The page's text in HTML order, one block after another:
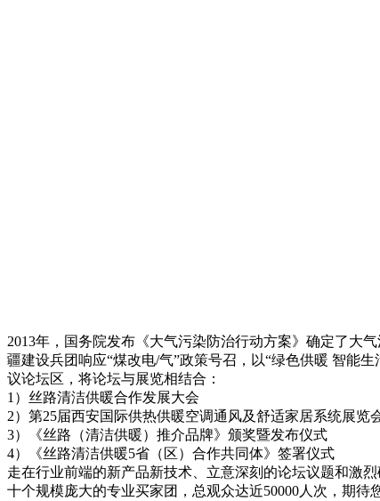
2013年，国务院发布《大气污染防治行动方案》确定了大
疆建设兵团响应“煤改电/气”政策号召，以“绿色供暖 智能
议论坛区，将论坛与展览相结合：
1）丝路清洁供暖合作发展大会
2）第25届西安国际供热供暖空调通风及舒适家居系统展览
3）《丝路（清洁供暖）推介品牌》颁奖暨发布仪式
4）《丝路清洁供暖5省（区）合作共同体》签署仪式
走在行业前端的新产品新技术、立意深刻的论坛议题和激
十个规模庞大的专业买家团，总观众达近50000人次，期待